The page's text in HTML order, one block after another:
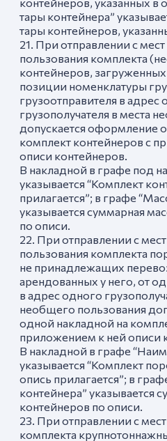
тары контейнера”
тары контейнеров,
21. При отправлении с
пользования комплекта
контейнеров,
позиции номенклатуры
грузоотправителя в адрес
грузополучателя в места
допускается оформление
комплект контейнеров с
описи контейнеров.
В накладной в графе под
указывается “Комплект
прилагается”; в графе
указывается суммарная
по описи.
22. При отправлении с
пользования комплекта
не принадлежащих
арендованных у него, от
в адрес одного
необщего пользования
одной накладной на
приложением к ней описи
В накладной в графе
указывается “Комплект
опись прилагается”; в
контейнера” указывается
контейнеров по описи.
23. При отправлении с
комплекта